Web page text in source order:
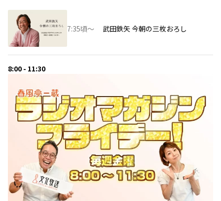
7:35頃～ 武田鉄矢 今朝の三枚おろし
8:00 - 11:30